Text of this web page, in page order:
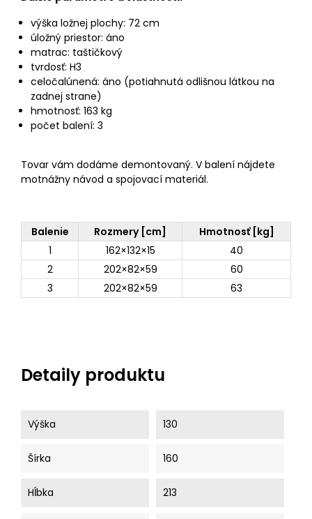
výška ložnej plochy: 72 cm
úložný priestor: áno
matrac: taštičkový
tvrdosť: H3
celočalúnená: áno (potiahnutá odlišnou látkou na
zadnej strane)
hmotnosť: 163 kg
počet balení: 3
Tovar vám dodáme demontovaný. V balení nájdete
motnážny návod a spojovací materiál.
Balenie Rozmery [cm]
Hmotnosť [kg]
1
162×132×15
40
2
202×82×59
60
3
202×82×59 63
Detaily produktu
Výška 130
Šírka 160
Hĺbka 213